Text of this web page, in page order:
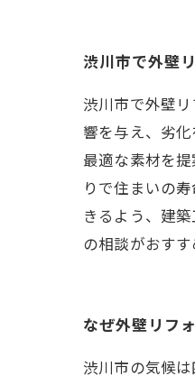
渋川市で外壁
渋川市で外壁
響を与え、劣
最適な素材を
りで住まいの
きるよう、建
の相談がおすす
なぜ外壁リフ
渋川市の気候